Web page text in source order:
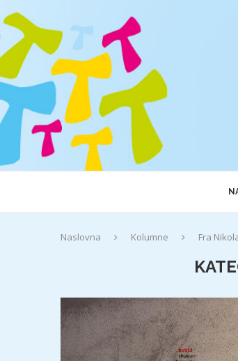
Naslovna Kolumne Fra